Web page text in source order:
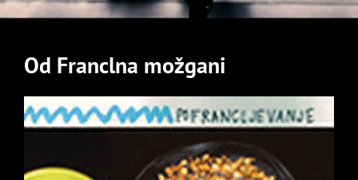
Od Franclna možgani